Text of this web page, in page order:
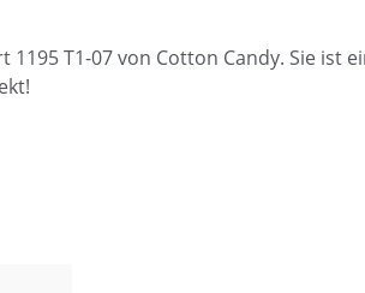
1195 T1-07 von Cotton Candy. Sie ist